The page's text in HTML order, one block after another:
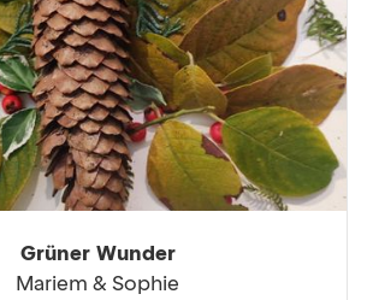
Grüner Wunder
Mariem & Sophie